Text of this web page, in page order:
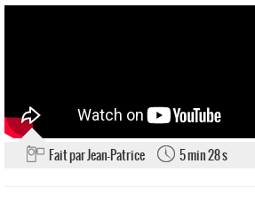
Fait par Jean-Patrice 5 min 28 s